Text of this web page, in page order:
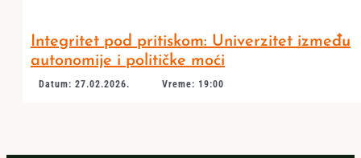
Integritet pod pritiskom: Univerzitet između
autonomije i političke moći
Datum: 27.02.2026. Vreme: 19:00